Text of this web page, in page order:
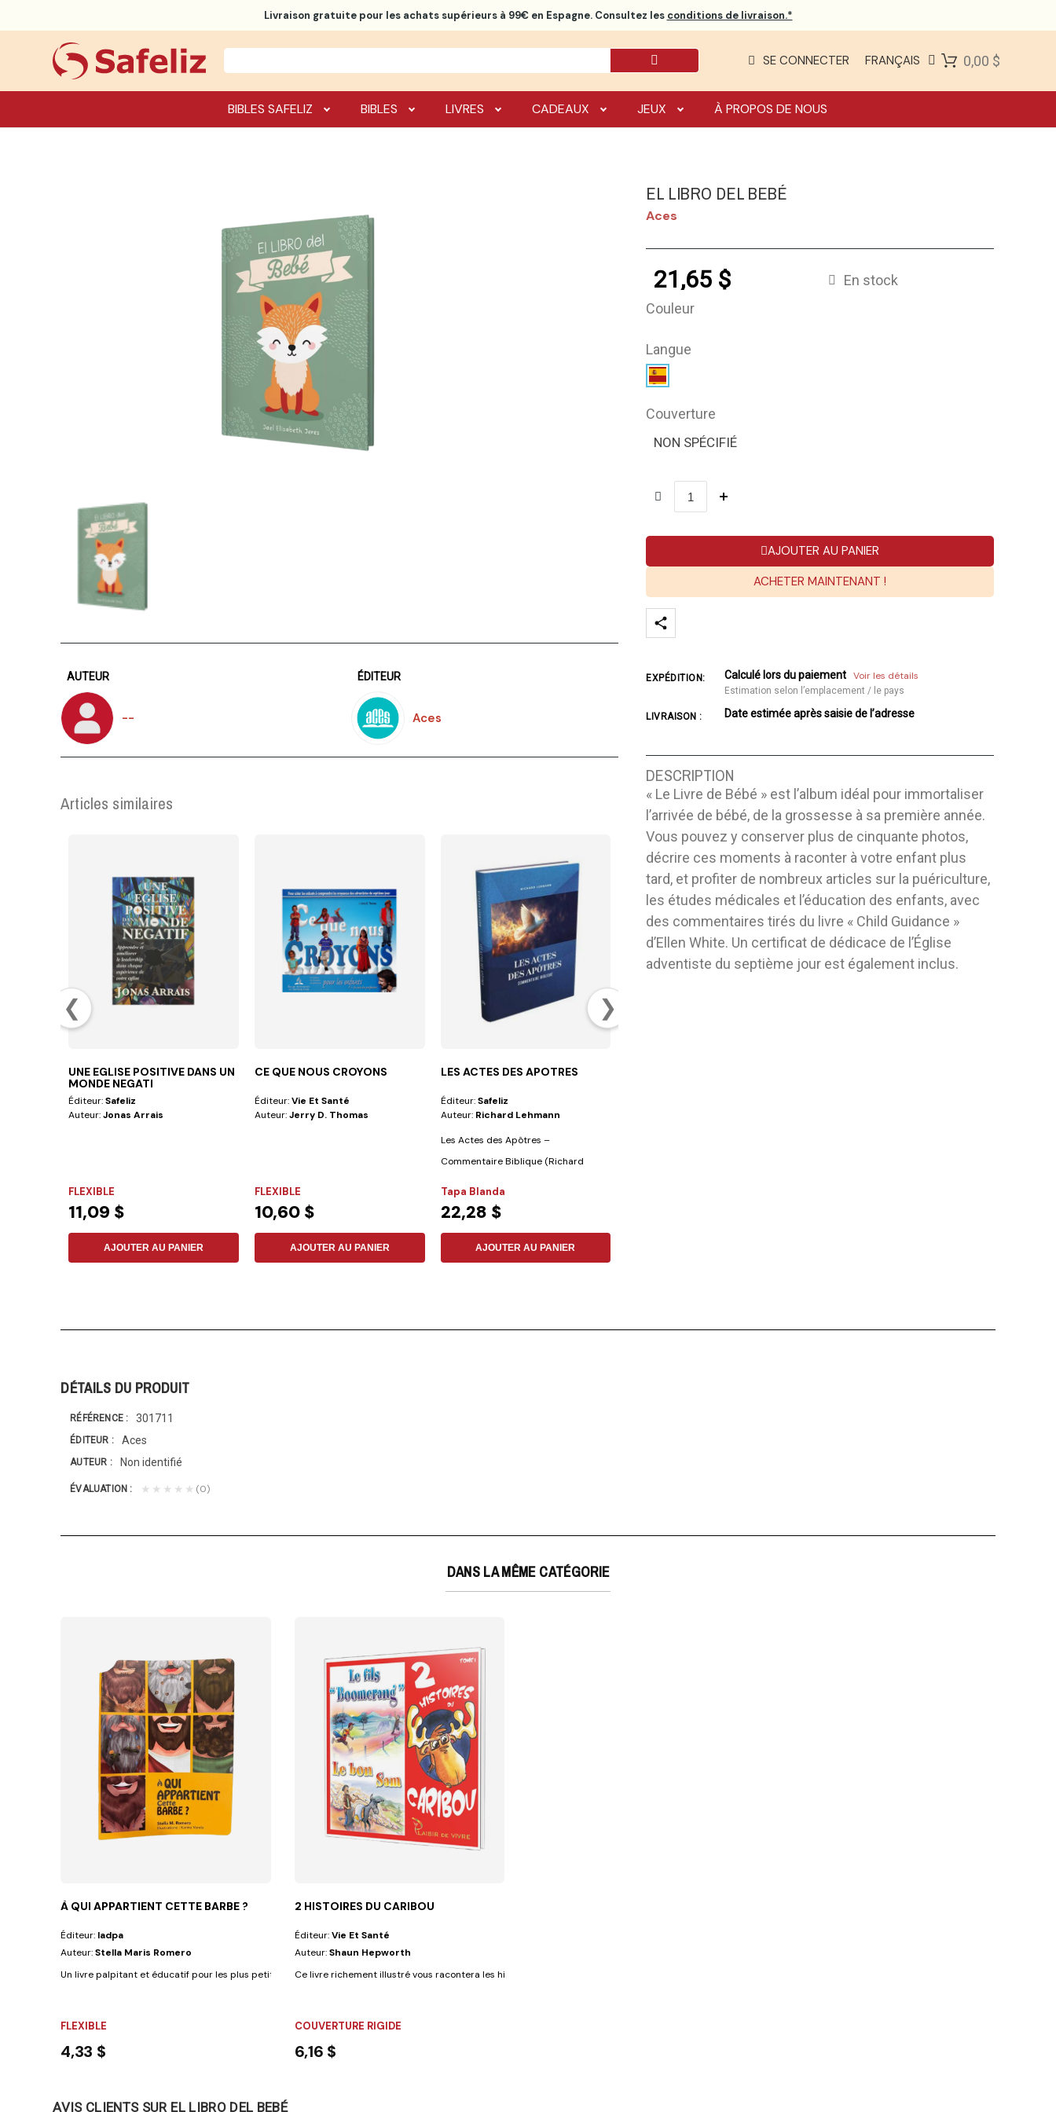
Livraison gratuitepour les achats supérieurs à 99€ en Espagne. Consultez les conditions de livraison.*
SE CONNECTER FRANÇAIS 0,00 $
BIBLES SAFELIZ BIBLES LIVRES CADEAUX JEUX À PROPOS DE NOUS
AUTEUR
--
ÉDITEUR
Aces
Articles similaires
❮ ❯
UNE EGLISE POSITIVE DANS UN
MONDE NEGATI
Éditeur:Safeliz
Auteur:Jonas Arrais
FLEXIBLE
11,09 $
AJOUTER AU PANIER
CE QUE NOUS CROYONS
Éditeur:Vie Et Santé
Auteur:Jerry D. Thomas
FLEXIBLE
10,60 $
AJOUTER AU PANIER
LES ACTES DES APOTRES
Éditeur:Safeliz
Auteur: Richard Lehmann
Les Actes des Apôtres –
Commentaire Biblique (Richard
Tapa Blanda
22,28 $
AJOUTER AU PANIER
EL LIBRO DEL BEBÉ
Aces
21,65 $
En stock
Couleur
Langue
Couverture
NON SPÉCIFIÉ
AJOUTER AU PANIER
ACHETER MAINTENANT !
EXPÉDITION: Calculé lors du paiement Voir les détails
Estimation selon l’emplacement / le pays
LIVRAISON : Date estimée après saisie de l’adresse
DESCRIPTION
« Le Livre de Bébé » est l’album idéal pour immortaliser
l’arrivée de bébé, de la grossesse à sa première année.
Vous pouvez y conserver plus de cinquante photos,
décrire ces moments à raconter à votre enfant plus
tard, et profiter de nombreux articles sur la puériculture,
les études médicales et l’éducation des enfants, avec
des commentaires tirés du livre « Child Guidance »
d’Ellen White. Un certificat de dédicace de l’Église
adventiste du septième jour est également inclus.
DÉTAILS DU PRODUIT
RÉFÉRENCE 301711
ÉDITEUR Aces
AUTEUR Non identifié
ÉVALUATION ★★★★★ (0)
DANS LA MÊME CATÉGORIE
À QUI APPARTIENT CETTE BARBE ?
Éditeur: Iadpa
Auteur:Stella Maris Romero
Un livre palpitant et éducatif pour les plus petits de la maison, et dans lequel...
FLEXIBLE
4,33 $
2 HISTOIRES DU CARIBOU
Éditeur:Vie Et Santé
Auteur:Shaun Hepworth
Ce livre richement illustré vous racontera les histoires du fils prodigue et du...
COUVERTURE RIGIDE
6,16 $
AVIS CLIENTS SUR EL LIBRO DEL BEBÉ